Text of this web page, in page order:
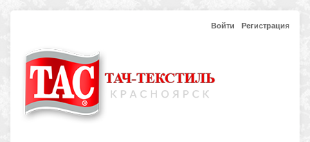
Войти Регистрация